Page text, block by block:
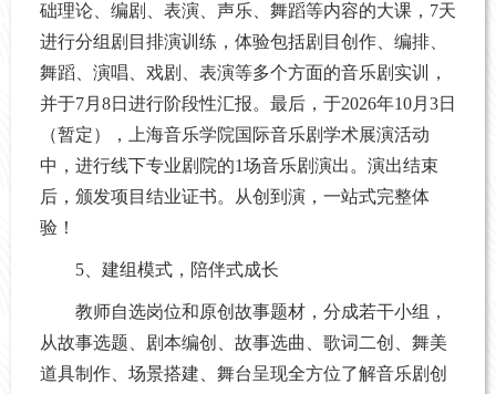
础理论、编剧、表演、声乐、舞蹈等内容的大课，7天
进行分组剧目排演训练，体验包括剧目创作、编排、
舞蹈、演唱、戏剧、表演等多个方面的音乐剧实训，
并于7月8日进行阶段性汇报。最后，于2026年10月3日
（暂定），上海音乐学院国际音乐剧学术展演活动
中，进行线下专业剧院的1场音乐剧演出。演出结束
后，颁发项目结业证书。从创到演，一站式完整体
验！
5、建组模式，陪伴式成长
教师自选岗位和原创故事题材，分成若干小组，
从故事选题、剧本编创、故事选曲、歌词二创、舞美
道具制作、场景搭建、舞台呈现全方位了解音乐剧创